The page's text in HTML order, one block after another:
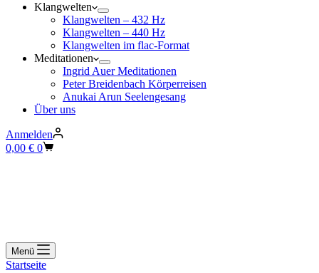
Klangwelten
Klangwelten – 432 Hz
Klangwelten – 440 Hz
Klangwelten im flac-Format
Meditationen
Ingrid Auer Meditationen
Peter Breidenbach Körperreisen
Anukai Arun Seelengesang
Über uns
Anmelden
Warenkorb
0,00 € 0
Menü
Startseite